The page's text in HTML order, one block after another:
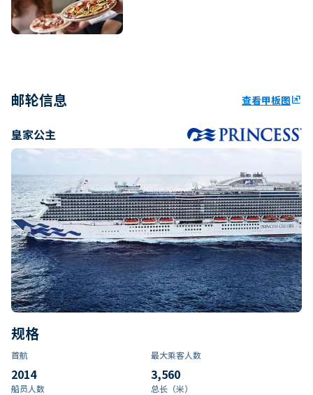
邮轮信息 查看甲板图ungroup
皇家公主
规格
首航
2014
最大乘客人数
3,560
船员人数 总长（米）